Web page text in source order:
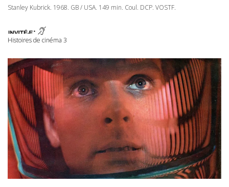
Stanley Kubrick. 1968. GB / USA. 149 min. Coul. DCP. VOSTF.
Histoires de cinéma 3